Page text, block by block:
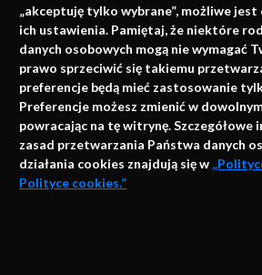
„akceptuję tylko wybrane”, możliwe jest
ich ustawienia. Pamiętaj, że niektóre
danych osobowych mogą nie wymagać
prawo sprzeciwić się takiemu
preferencje będą mieć zastosowanie
Preferencje możesz zmienić w
powracając na tę witrynę.
zasad przetwarzania Państwa danych
działania cookies znajdują się w
Polityce cookies.”
ul. Towarowa 2
43-460 Wisła
Redakcja
ul. Wolności